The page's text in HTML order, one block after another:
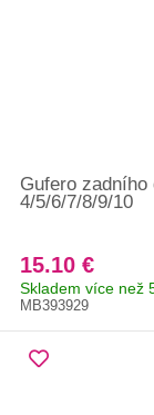
Gufero
4/5/6/7/8/9/10
15.10 €
Skladem více než
MB393929